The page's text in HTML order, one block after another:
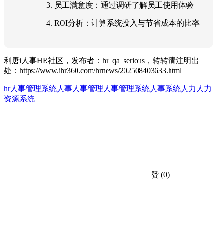
3. 员工满意度：通过调研了解员工使用体验
4. ROI分析：计算系统投入与节省成本的比率
利唐i人事HR社区，发布者：hr_qa_serious，转转请注明出
处： https://www.ihr360.com/hrnews/202508403633.html
hr人事管理系统人事人事管理 人事管理系统人事系统人力 人力
资源系统
赞 (0)